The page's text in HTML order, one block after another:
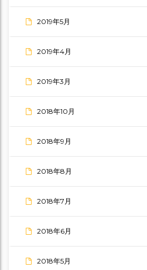
2019年5月
2019年4月
2019年3月
2018年10月
2018年9月
2018年8月
2018年7月
2018年6月
2018年5月